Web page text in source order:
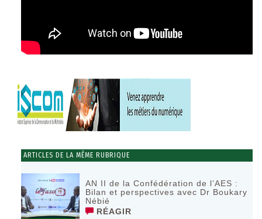
ARTICLES DE LA MÊME RUBRIQUE
AN II de la Confédération de l’AES :
Bilan et perspectives avec Dr Boukary
Nébié
RÉAGIR